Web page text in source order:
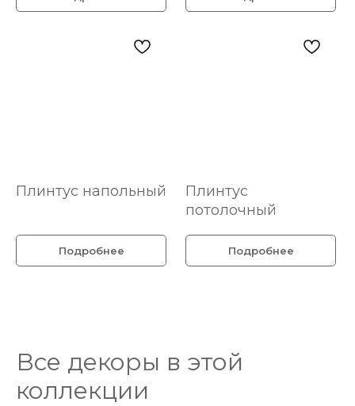
Плинтус напольный
Подробнее
Плинтус
потолочный
Подробнее
Все декоры в этой
коллекции